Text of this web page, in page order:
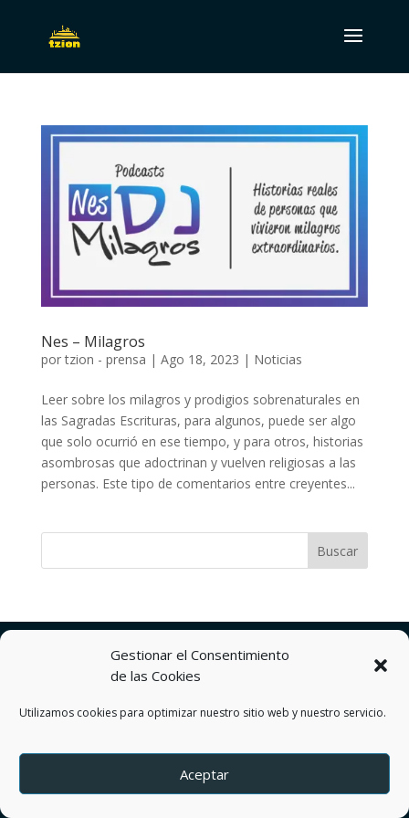
Gestionar el Consentimiento
de las Cookies
Utilizamos cookies para optimizar nuestro sitio web y nuestro servicio.
Aceptar
Nes – Milagros
portzion - prensa | Ago 18, 2023 | Noticias
Leer sobre los milagros y prodigios sobrenaturales en
las Sagradas Escrituras, para algunos, puede ser algo
que solo ocurrió en ese tiempo, y para otros, historias
asombrosas que adoctrinan y vuelven religiosas a las
personas. Este tipo de comentarios entre creyentes...
Política de privacidad
Términos y Condiciones del servicio
by DEREJ TZION S.A.S.